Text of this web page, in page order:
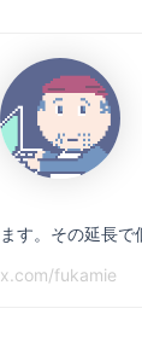
ます。その延長で
x.com/fukamie